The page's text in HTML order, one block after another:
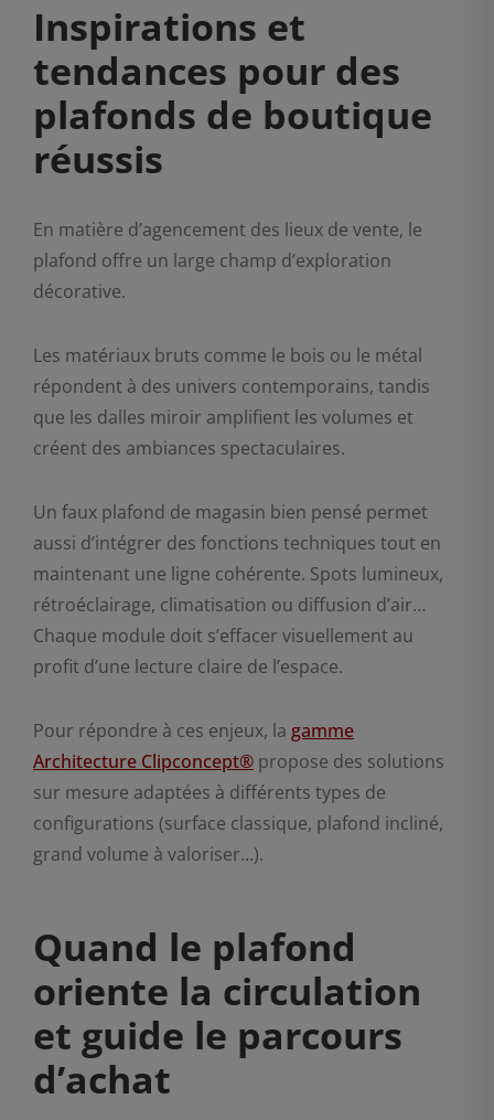
Inspirations et
tendances pour des
plafonds de boutique
réussis
En matière d’agencement des lieux de vente, le
plafond offre un large champ d’exploration
décorative.
Les matériaux bruts comme le bois ou le métal
répondent à des univers contemporains, tandis
que les dalles miroir amplifient les volumes et
créent des ambiances spectaculaires.
Un faux plafond de magasin bien pensé permet
aussi d’intégrer des fonctions techniques tout en
maintenant une ligne cohérente. Spots lumineux,
rétroéclairage, climatisation ou diffusion d’air…
Chaque module doit s’effacer visuellement au
profit d’une lecture claire de l’espace.
Pour répondre à ces enjeux, la gamme
Architecture Clipconcept® propose des solutions
sur mesure adaptées à différents types de
configurations (surface classique, plafond incliné,
grand volume à valoriser...).
Quand le plafond
oriente la circulation
et guide le parcours
d’achat